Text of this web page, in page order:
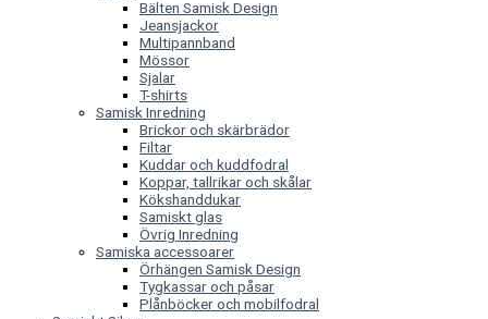
Bälten Samisk Design
Jeansjackor
Multipannband
Mössor
Sjalar
T-shirts
Samisk Inredning
Brickor och skärbrädor
Filtar
Kuddar och kuddfodral
Koppar, tallrikar och skålar
Kökshanddukar
Samiskt glas
Övrig Inredning
Samiska accessoarer
Örhängen Samisk Design
Tygkassar och påsar
Plånböcker och mobilfodral